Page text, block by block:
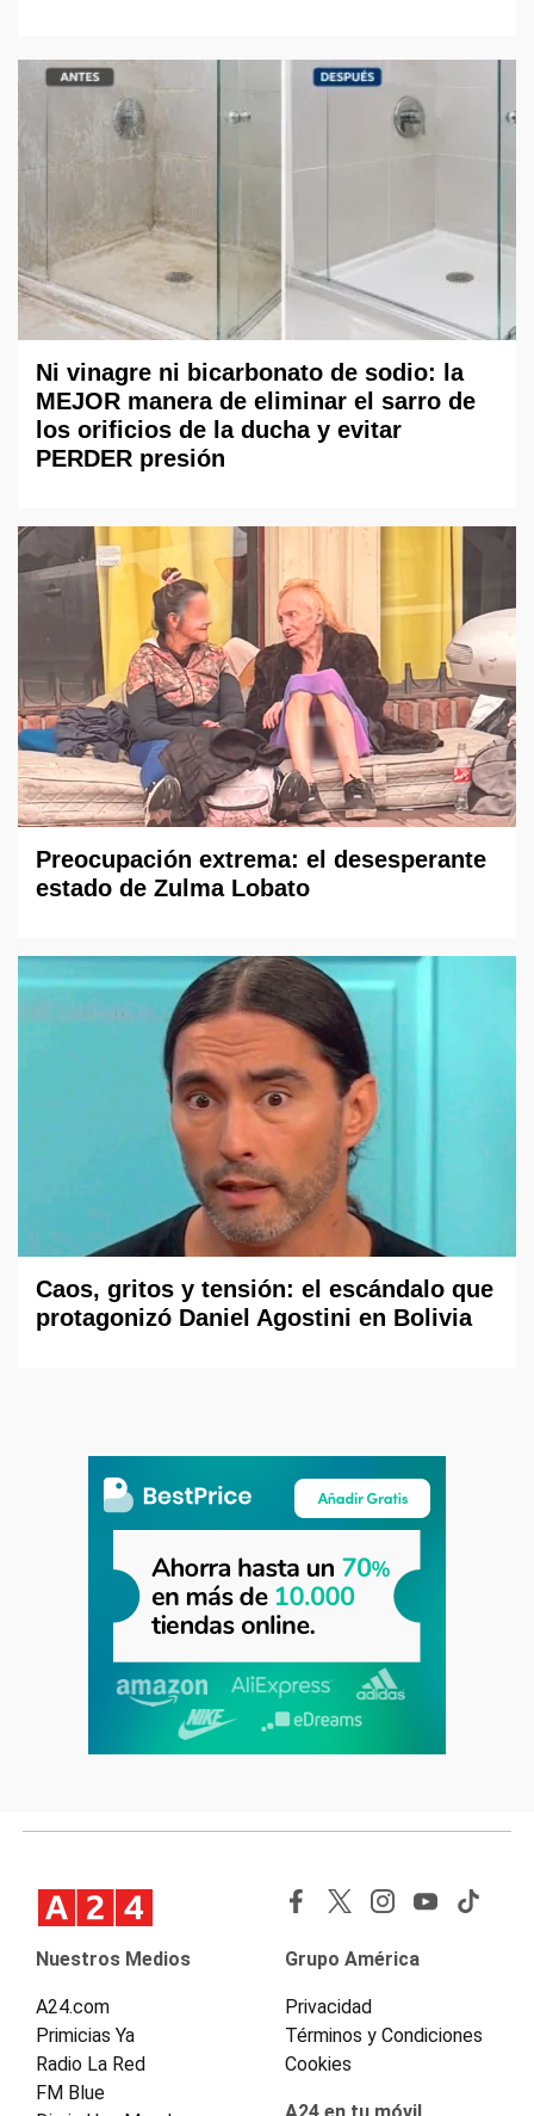
Ni vinagre ni bicarbonato de sodio: la
MEJOR manera de eliminar el sarro de
los orificios de la ducha y evitar
PERDER presión
Preocupación extrema: el desesperante
estado de Zulma Lobato
Caos, gritos y tensión: el escándalo que
protagonizó Daniel Agostini en Bolivia
Nuestros Medios
A24.com
Primicias Ya
Radio La Red
FM Blue
Grupo América
Privacidad
Términos y Condiciones
Cookies
A24 en tu móvil